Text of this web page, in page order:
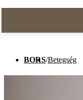
BORS/Betegség